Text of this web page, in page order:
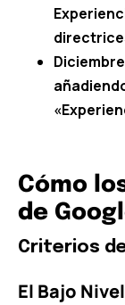
Cómo
de
Criterios de
El Bajo